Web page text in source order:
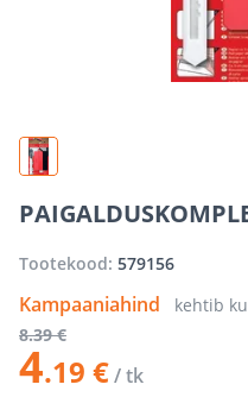
Tootekood: 579156
Kampaaniahind kehtib
8.39 €
4.19 €/ tk